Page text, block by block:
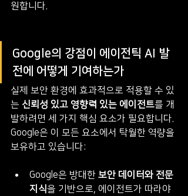
원합니다.
Google의 강점이 에이전틱 AI 발
전에 어떻게 기여하는가
실제 보안 환경에 효과적으로 적용할 수 있
는 신뢰성 있고 영향력 있는 에이전트를 개
발하려면 세 가지 핵심 요소가 필요합니다.
Google은 이 모든 요소에서 탁월한 역량을
보유하고 있습니다:
Google은 방대한 보안 데이터와 전문
지식을 기반으로, 에이전트가 따라야